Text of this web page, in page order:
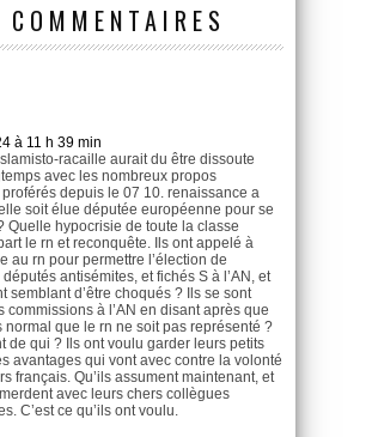
à 11 h 39 min
racaille aurait du être dissoute
avec les nombreux propos
depuis le 07 10. renaissance a
soit élue députée européenne pour se
Quelle hypocrisie de toute la classe
le rn et reconquête. Ils ont appelé à
au rn pour permettre l’élection de
antisémites, et fichés S à l’AN, et
semblant d’être choqués ? Ils se sont
commissions à l’AN en disant après que
normal que le rn ne soit pas représenté ?
de qui ? Ils ont voulu garder leurs petits
avantages qui vont avec contre la volonté
français. Qu’ils assument maintenant, et
avec leurs chers collègues
C’est ce qu’ils ont voulu.